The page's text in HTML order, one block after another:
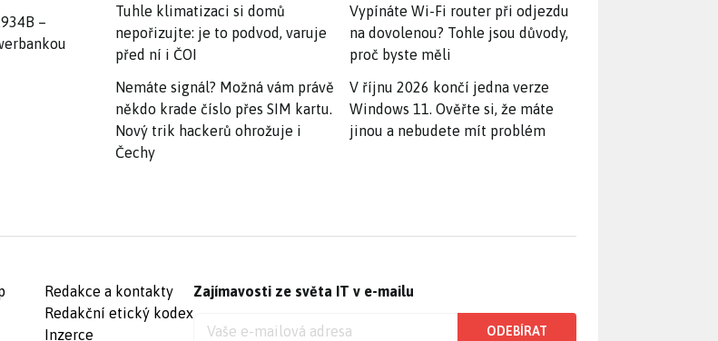
–
Tuhle klimatizaci si domů
nepořizujte: je to podvod, varuje
před ní i ČOI
Nemáte signál? Možná vám právě
někdo krade číslo přes SIM kartu.
Nový trik hackerů ohrožuje i
Čechy
Vypínáte Wi-Fi router při odjezdu
na dovolenou? Tohle jsou důvody,
proč byste měli
V říjnu 2026 končí jedna verze
Windows 11. Ověřte si, že máte
jinou a nebudete mít problém
Redakce a kontakty
Redakční etický kodex
Inzerce
Zajímavosti ze světa IT v e-mailu
ODEBÍRAT